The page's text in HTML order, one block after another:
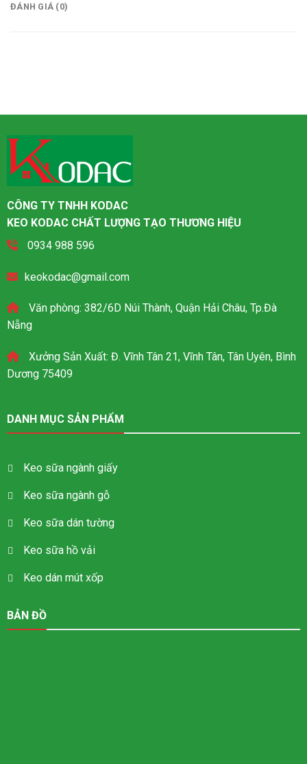
ĐÁNH GIÁ (0)
CÔNG TY TNHH KODAC
KEO KODAC CHẤT LƯỢNG TẠO THƯƠNG HIỆU
0934 988 596
keokodac@gmail.com
Văn phòng: 382/6D Núi Thành, Quận Hải Châu, Tp.Đà
Nẵng
Xưởng Sản Xuất: Đ. Vĩnh Tân 21, Vĩnh Tân, Tân Uyên, Bình
Dương 75409
DANH MỤC SẢN PHẨM
Keo sữa ngành giấy
Keo sữa ngành gỗ
Keo sữa dán tường
Keo sữa hồ vải
Keo dán mút xốp
BẢN ĐỒ